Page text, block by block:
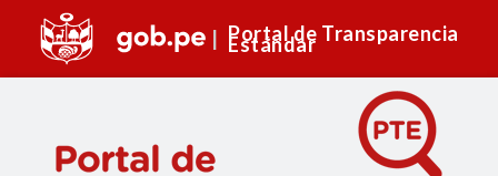
Portal de Transparencia
Estándar